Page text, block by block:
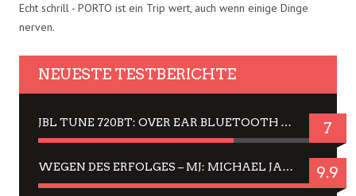
Echt schrill - PORTO ist ein Trip wert, auch wenn einige Dinge
nerven.
NEUESTE TESTBERICHTE
JBL TUNE 720BT: OVER EAR BLUETOOTH KOPFHÖRER UM DIE 50,-€ IM DAUER-TEST 7
WEGEN DES ERFOLGES – MJ: MICHAEL JACKSON MUSICAL IN EINER MATINEE SEHEN 9.9